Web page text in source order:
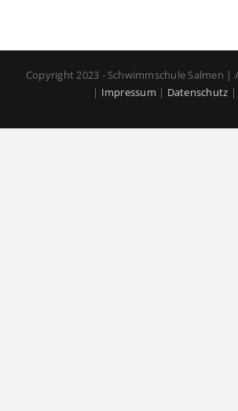
Copyright 2023 - Schwimmschule Salmen |
| Impressum | Datenschutz